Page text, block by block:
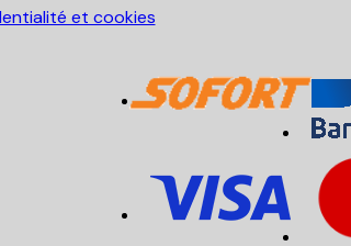
et cookies